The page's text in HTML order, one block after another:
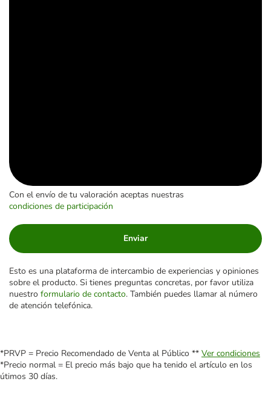
Con el envío de tu valoración aceptas nuestras
condiciones de participación
Enviar
Esto es una plataforma de intercambio de experiencias y opiniones
sobre el producto. Si tienes preguntas concretas, por favor utiliza
nuestro formulario de contacto. También puedes llamar al número
de atención telefónica.
*PRVP = Precio Recomendado de Venta al Público ** Ver condiciones
*Precio normal = El precio más bajo que ha tenido el artículo en los
útimos 30 días.